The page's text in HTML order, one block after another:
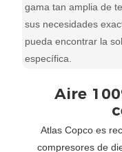
gama tan amplia de
sus necesidades
pueda encontrar la
específica.
Aire
Atlas Copco es
compresores de